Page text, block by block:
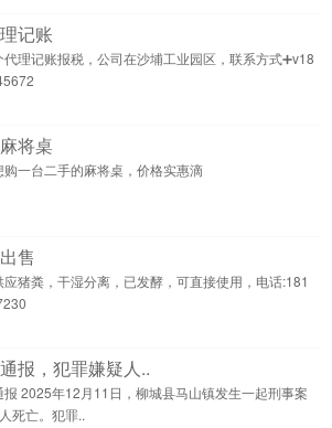
记账
代理记账报税，公司在沙埔工业园区，联系方式➕v18
将桌
购一台二手的麻将桌，价格实惠滴
售
应猪粪，干湿分离，已发酵，可直接使用，电话:181
报，犯罪嫌疑人..
报 2025年12月11日，柳城县马山镇发生一起刑事案
死亡。犯罪..